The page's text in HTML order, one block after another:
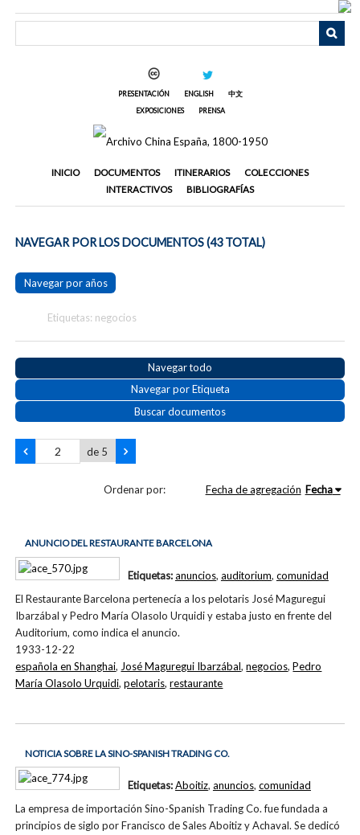
PRESENTACIÓN ENGLISH
中文
EXPOSICIONES
PRENSA
INICIO DOCUMENTOS ITINERARIOS
COLECCIONES
INTERACTIVOS
BIBLIOGRAFÍAS
NAVEGAR POR LOS DOCUMENTOS (43 TOTAL)
Navegar por años
Etiquetas: negocios
Navegar todo
Navegar por Etiqueta
Buscar documentos
de 5
Ordenar por: Fecha de agregación Fecha
ANUNCIO DEL RESTAURANTE BARCELONA
El Restaurante Barcelona pertenecía a los pelotaris José Maguregui
Ibarzábal y Pedro María Olasolo Urquidi y estaba justo en frente del
Auditorium, como indica el anuncio.
1933-12-22
Etiquetas:anuncios, auditorium, comunidad
española en Shanghai, José Maguregui Ibarzábal,negocios,Pedro
María Olasolo Urquidi,pelotaris,restaurante
NOTICIA SOBRE LA SINO-SPANISH TRADING CO.
La empresa de importación Sino-Spanish Trading Co. fue fundada a
principios de siglo por Francisco de Sales Aboitiz y Achaval. Se dedicó
Etiquetas:Aboitiz, anuncios, comunidad